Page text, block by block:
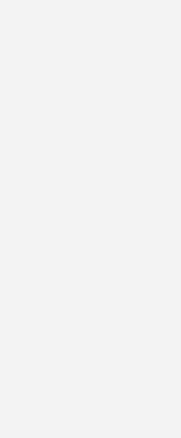
Brennstoffzellen, die im Jahr 2022
55.000 PEM. Nach Megawatt
2.151 MW, was 86 Prozent des
Allgemeinen eher Methanol als
wächst weiter, angeführt von
derzeit noch einen Bruchteil aller
die Auslieferungen angesichts der
den Methanol-Kraftstoff
noch stärker zunehmen. DMFC
Jahr mit fast 8.000 ausgelieferten
von SFC Energy.
fast 27.000 Einheiten im Jahr 2022
Anzahl). Die MW-Zahl stieg von 207
Dies ist größtenteils auf den
zurückzuführen. Die
Brennstoffzellen) gingen
neuen MCFC (Schmelzkarbonat)-
FuelCell Energy weiterhin
die Modernisierung von
(alkalische Systeme) stiegen
2022 und liegen damit trotz des